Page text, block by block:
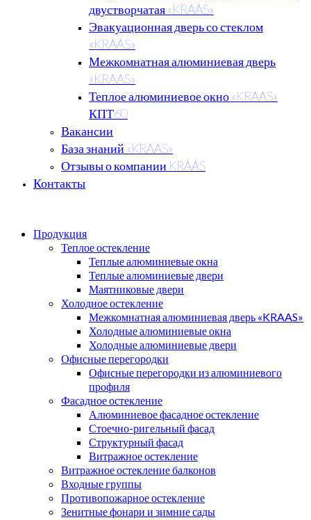
двустворчатая «KRAAS»
Эвакуационная дверь со стеклом
«KRAAS»
Межкомнатная алюминиевая дверь
«KRAAS»
Теплое алюминиевое окно «KRAAS»
КПТ60
Вакансии
База знаний «KRAAS»
Отзывы о компании KRAAS
Контакты
Продукция
Теплое остекление
Теплые алюминиевые окна
Теплые алюминиевые двери
Маятниковые двери
Холодное остекление
Межкомнатная алюминиевая дверь «KRAAS»
Холодные алюминиевые окна
Холодные алюминиевые двери
Офисные перегородки
Офисные перегородки из алюминиевого
профиля
Фасадное остекление
Алюминиевое фасадное остекление
Стоечно-ригельный фасад
Структурный фасад
Витражное остекление
Витражное остекление балконов
Входные группы
Противопожарное остекление
Зенитные фонари и зимние сады